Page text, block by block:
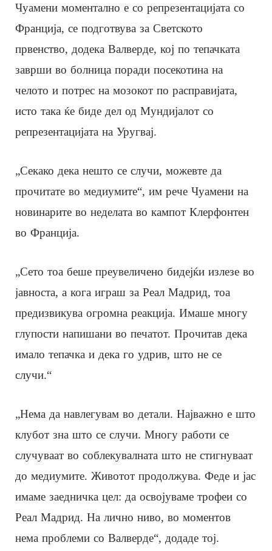
Чуамени моментално е со репрезентацијата со
Франција, се подготвува за Светското
првенство, додека Валверде, кој по тепачката
заврши во болница поради посекотина на
челото и потрес на мозокот по расправијата,
исто така ќе биде дел од Мундијалот со
репрезентацијата на Уругвај.
„Секако дека нешто се случи, можевте да
прочитате во медиумите“, им рече Чуамени на
новинарите во неделата во кампот Клерфонтен
во Франција.
„Сето тоа беше преувеличено бидејќи излезе во
јавноста, а кога играш за Реал Мадрид, тоа
предизвикува огромна реакција. Имаше многу
глупости напишани во печатот. Прочитав дека
имало тепачка и дека го удрив, што не се
случи.“
„Нема да навлегувам во детали. Најважно е што
клубот зна што се случи. Многу работи се
случуваат во соблекувалната што не стигнуваат
до медиумите. Животот продолжува. Феде и јас
имаме заедничка цел: да освојуваме трофеи со
Реал Мадрид. На лично ниво, во моментов
нема проблеми со Валверде“, додаде тој.